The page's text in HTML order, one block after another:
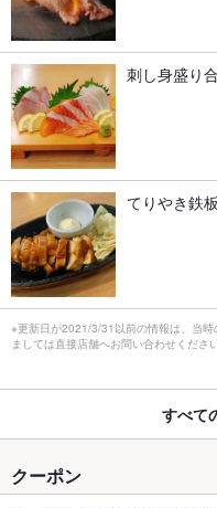
刺し身盛り
てりやき鉄
※更新日が2021/3/31以前の情報は、当
ましては直接店舗へお問い合わせください
すべて
クーポン